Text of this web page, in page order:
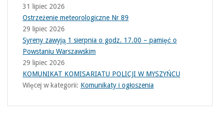
31 lipiec 2026
Ostrzeżenie meteorologiczne Nr 89
29 lipiec 2026
Syreny zawyją 1 sierpnia o godz. 17.00 – pamięć o
Powstaniu Warszawskim
29 lipiec 2026
KOMUNIKAT KOMISARIATU POLICJI W MYSZYŃCU
Więcej w kategorii: Komunikaty i ogłoszenia